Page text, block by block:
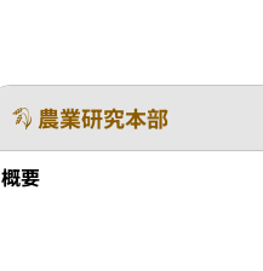
農業研究本部
概要